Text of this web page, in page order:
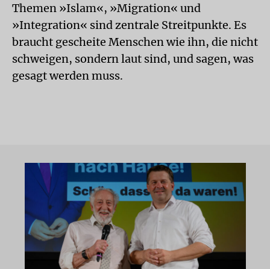
Themen »Islam«, »Migration« und
»Integration« sind zentrale Streitpunkte. Es
braucht gescheite Menschen wie ihn, die nicht
schweigen, sondern laut sind, und sagen, was
gesagt werden muss.